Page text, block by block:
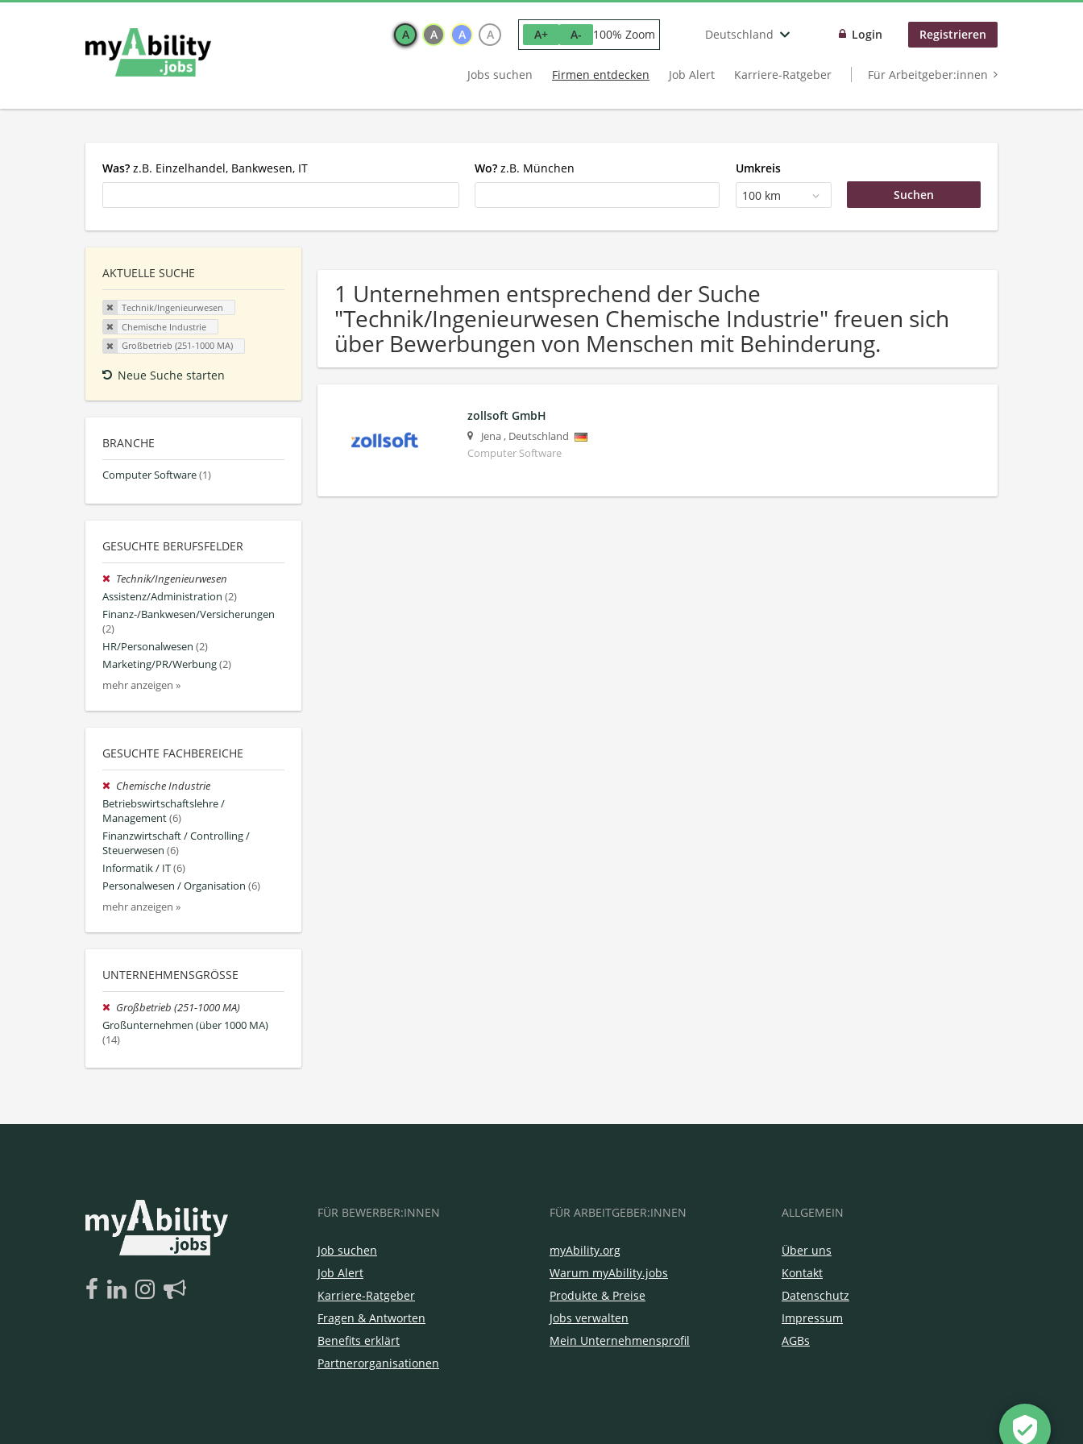
A A A A A+ A- 100% Zoom Deutschland Login Registrieren
Jobs suchen Firmen entdecken Job Alert Karriere-Ratgeber Für Arbeitgeber:innen
Was? z.B. Einzelhandel, Bankwesen, IT Wo? z.B. München
Umkreis
100 km
AKTUELLE SUCHE
Technik/Ingenieurwesen
Chemische Industrie
Großbetrieb (251-1000 MA)
Neue Suche starten
BRANCHE
Computer Software(1)
GESUCHTE BERUFSFELDER
Technik/Ingenieurwesen
Assistenz/Administration (2)
Finanz-/Bankwesen/Versicherungen
(2)
HR/Personalwesen (2)
Marketing/PR/Werbung(2)
mehr anzeigen »
GESUCHTE FACHBEREICHE
Chemische Industrie
Betriebswirtschaftslehre /
Management(6)
Finanzwirtschaft / Controlling /
Steuerwesen (6)
Informatik / IT(6)
Personalwesen / Organisation (6)
mehr anzeigen »
UNTERNEHMENSGRÖSSE
Großbetrieb (251-1000 MA)
Großunternehmen (über 1000 MA)
(14)
1 Unternehmen entsprechend der Suche
"Technik/Ingenieurwesen Chemische Industrie" freuen sich
über Bewerbungen von Menschen mit Behinderung.
zollsoft GmbH
Jena, Deutschland
Computer Software
FÜR BEWERBER:INNEN
Job suchen
Job Alert
Karriere-Ratgeber
Fragen & Antworten
Benefits erklärt
Partnerorganisationen
FÜR ARBEITGEBER:INNEN
myAbility.org
Warum myAbility.jobs
Produkte & Preise
Jobs verwalten
Mein Unternehmensprofil
ALLGEMEIN
Über uns
Kontakt
Datenschutz
Impressum
AGBs